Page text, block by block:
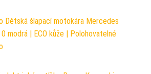
Dětská šlapací motokára Mercedes
modrá | ECO kůže | Polohovatelné